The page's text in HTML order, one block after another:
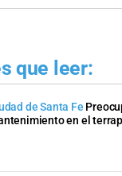
que leer:
de Santa Fe
en el